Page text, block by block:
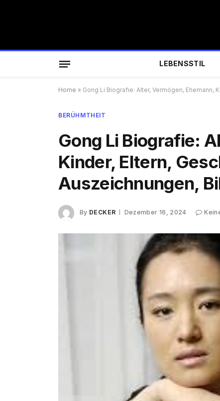
LEBENSSTIL
Home » Gong Li Biografie: Alter, Vermögen, Ehemann,
BERÜHMTHEIT
Gong Li Biografie:
Kinder, Eltern,
Auszeichnungen,
By DECKER Dezember 16, 2024